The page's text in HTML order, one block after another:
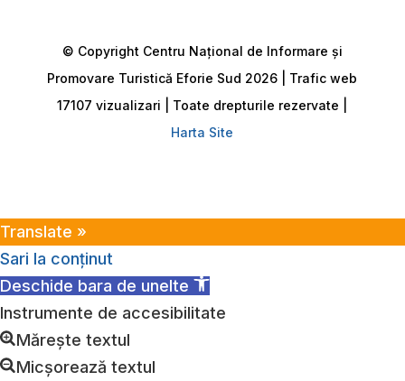
© Copyright Centru Național de Informare și
Promovare Turistică Eforie Sud 2026 | Trafic web
17107 vizualizari | Toate drepturile rezervate |
Harta Site
Translate »
Sari la conținut
Deschide bara de unelte
Instrumente de accesibilitate
Mărește textul
Micșorează textul